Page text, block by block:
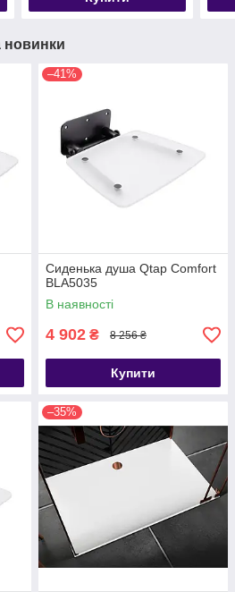
новинки
–41%
Сиденька душа Qtap Comfort
BLA5035
В наявності
4 902 ₴ 8 256 ₴
Купити
–35%